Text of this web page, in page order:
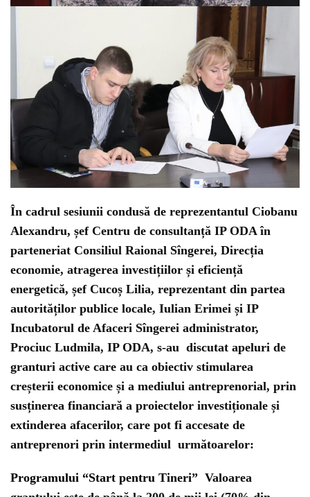
În cadrul sesiunii condusă de reprezentantul Ciobanu
Alexandru, șef Centru de consultanță IP ODA în
parteneriat Consiliul Raional Sîngerei, Direcția
economie, atragerea investițiilor și eficiență
energetică, șef Cucoș Lilia, reprezentant din partea
autorităților publice locale, Iulian Erimei și IP
Incubatorul de Afaceri Sîngerei administrator,
Prociuc Ludmila, IP ODA, s-au discutat apeluri de
granturi active care au ca obiectiv stimularea
creșterii economice și a mediului antreprenorial, prin
susținerea financiară a proiectelor investiționale și
extinderea afacerilor, care pot fi accesate de
antreprenori prin intermediul următoarelor:
Programului “Start pentru Tineri” Valoarea